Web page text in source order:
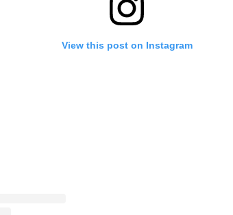
View this post on Instagram